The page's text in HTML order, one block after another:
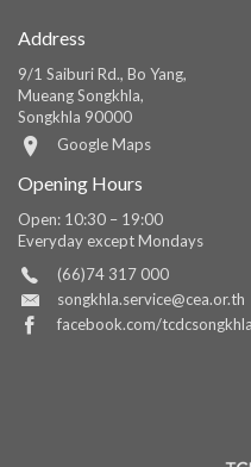
Address
9/1 Saiburi Rd., Bo Yang,
Mueang Songkhla,
Songkhla 90000
Google Maps
Opening Hours
Open: 10:30 – 19:00
Everyday except Mondays
(66)74 317 000
songkhla.service@cea.or.th
facebook.com/tcdcsongkhla